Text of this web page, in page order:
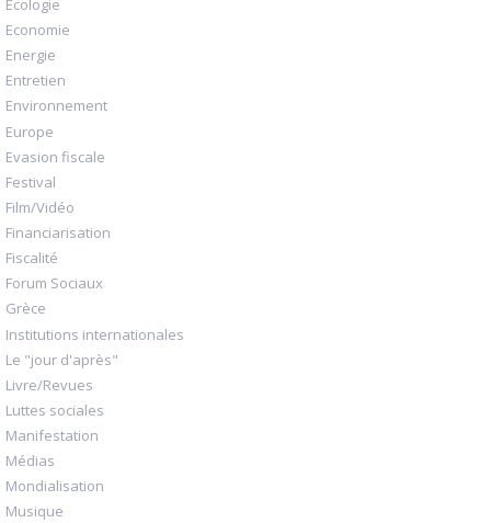
Ecologie
Economie
Energie
Entretien
Environnement
Europe
Evasion fiscale
Festival
Film/Vidéo
Financiarisation
Fiscalité
Forum Sociaux
Grèce
Institutions internationales
Le "jour d'après"
Livre/Revues
Luttes sociales
Manifestation
Médias
Mondialisation
Musique